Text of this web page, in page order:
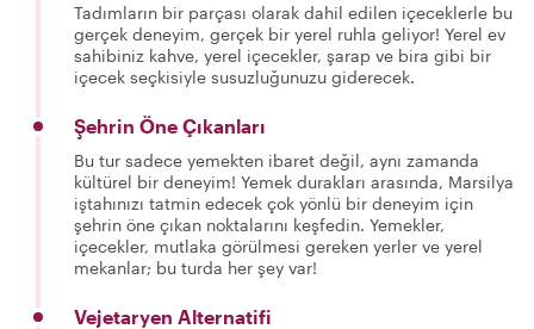
Tadımların bir parçası olarak dahil edilen içeceklerle bu
gerçek deneyim, gerçek bir yerel ruhla geliyor! Yerel ev
sahibiniz kahve, yerel içecekler, şarap ve bira gibi bir
içecek seçkisiyle susuzluğunuzu giderecek.
Şehrin Öne Çıkanları
Bu tur sadece yemekten ibaret değil, aynı zamanda
kültürel bir deneyim! Yemek durakları arasında, Marsilya
iştahınızı tatmin edecek çok yönlü bir deneyim için
şehrin öne çıkan noktalarını keşfedin. Yemekler,
içecekler, mutlaka görülmesi gereken yerler ve yerel
mekanlar; bu turda her şey var!
Vejetaryen Alternatifi